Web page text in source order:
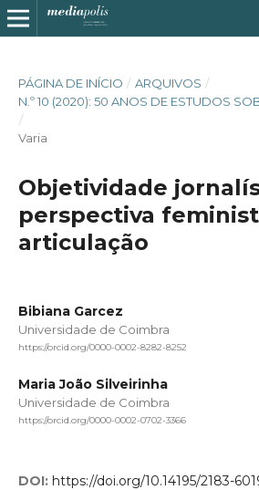
PÁGINA DE INÍCIO / ARQUIVOS /
N.º 10 (2020): 50 ANOS DE ESTUDOS
/
Varia
Objetividade
perspectiva
articulação
Bibiana Garcez
Universidade de Coimbra
https://orcid.org/0000-0002-8282-8252
Maria João Silveirinha
Universidade de Coimbra
https://orcid.org/0000-0002-0702-3366
DOI: https://doi.org/10.14195/2183-